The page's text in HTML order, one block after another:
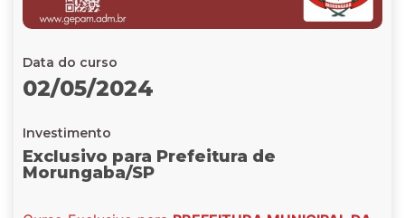
Data do curso
02/05/2024
Investimento
Exclusivo para Prefeitura de
Morungaba/SP